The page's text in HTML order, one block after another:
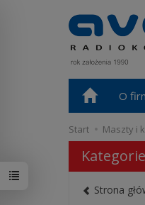
O
Start Maszty i
Kategorie
Strona